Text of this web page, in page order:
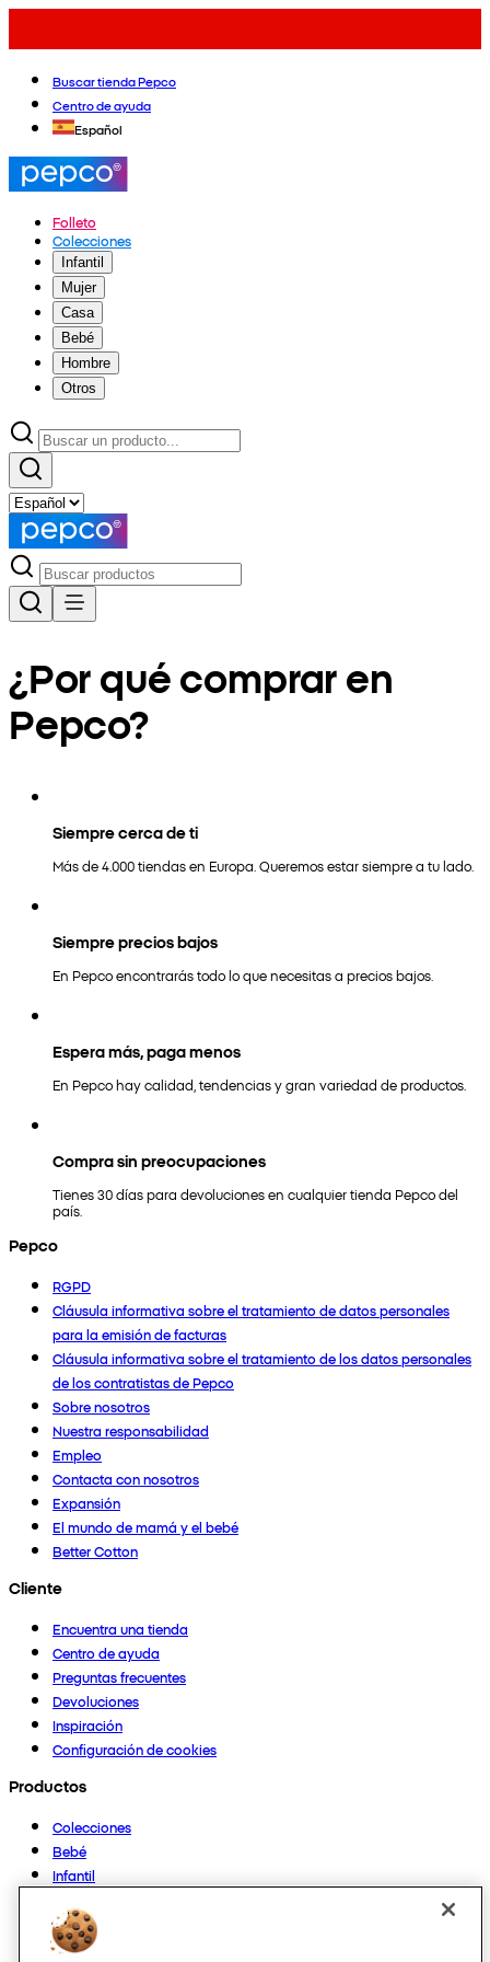
Buscar tienda Pepco
Centro de ayuda
Español
Folleto
Colecciones
Infantil
Mujer
Casa
Bebé
Hombre
Otros
¿Por qué comprar en
Pepco?
Siempre cerca de ti
Más de 4.000 tiendas en Europa. Queremos estar siempre a tu lado.
Siempre precios bajos
En Pepco encontrarás todo lo que necesitas a precios bajos.
Espera más, paga menos
En Pepco hay calidad, tendencias y gran variedad de productos.
Compra sin preocupaciones
Tienes 30 días para devoluciones en cualquier tienda Pepco del
país.
Pepco
RGPD
Cláusula informativa sobre el tratamiento de datos personales
para la emisión de facturas
Cláusula informativa sobre el tratamiento de los datos personales
de los contratistas de Pepco
Sobre nosotros
Nuestra responsabilidad
Empleo
Contacta con nosotros
Expansión
El mundo de mamá y el bebé
Better Cotton
Cliente
Encuentra una tienda
Centro de ayuda
Preguntas frecuentes
Devoluciones
Inspiración
Configuración de cookies
Productos
Colecciones
Bebé
Infantil
Mujer
Hombre